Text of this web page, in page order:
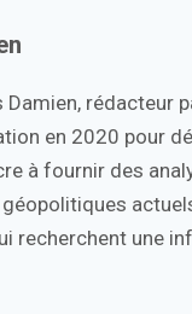
Damien, rédacteur
en 2020 pour
à fournir des
géopolitiques
recherchent une